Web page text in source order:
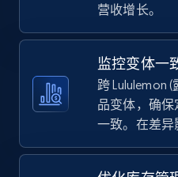
price, Final price,
TikTok Shop - category
URL, Title, Available,
price, Final price,
营收增长。
监控变体一
跨 Lululemon
品变体，确
一致。在差异